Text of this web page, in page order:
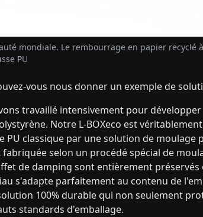
mondiale. Le rembourrage en papier recyclé
PU
vous nous donner un exemple de
travaillé intensivement pour
Notre L-BOXeco est
PU classique par une solution de moulage
fabriquée selon un procédé spécial de
de damping sont entièrement préservés
s'adapte parfaitement au contenu de
100% durable qui non seulement
standards d'emballage.